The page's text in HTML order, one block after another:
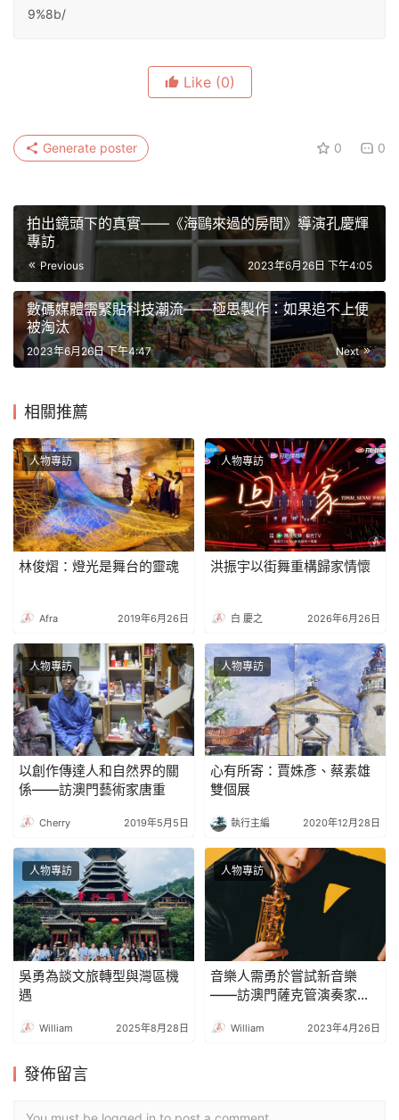
9%8b/
Like (0)
0 0
Generate poster
拍出鏡頭下的真實——《海鷗來過的房間》導演孔慶輝
專訪
Previous 2023年6月26日 下午4:05
數碼媒體需緊貼科技潮流——極思製作：如果追不上便
被淘汰
Next
2023年6月26日 下午4:47
相關推薦
人物專訪
林俊熠：燈光是舞台的靈魂
Afra 2019年6月26日
人物專訪
洪振宇以街舞重構歸家情懷
白 慶之 2026年6月26日
人物專訪
以創作傳達人和自然界的關
係——訪澳門藝術家唐重
Cherry 2019年5月5日
人物專訪
心有所寄：賈姝彥、蔡素雄
雙個展
執行主編 2020年12月28日
人物專訪
吳勇為談文旅轉型與灣區機
遇
William 2025年8月28日
人物專訪
音樂人需勇於嘗試新音樂
——訪澳門薩克管演奏家孫
William 2023年4月26日
發佈留言